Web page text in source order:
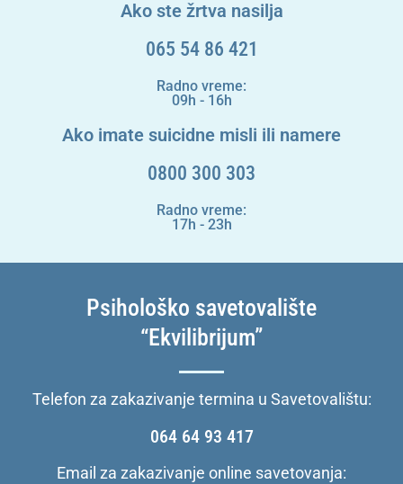
Ako ste žrtva nasilja
065 54 86 421
Radno vreme:
09h - 16h
Ako imate suicidne misli ili namere
0800 300 303
Radno vreme:
17h - 23h
Psihološko savetovalište
“Ekvilibrijum”
Telefon za zakazivanje termina u Savetovalištu:
064 64 93 417
Email za zakazivanje online savetovanja: